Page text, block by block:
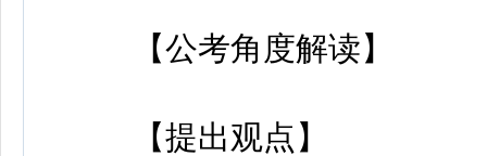
【公考角度解读】
【提出观点】